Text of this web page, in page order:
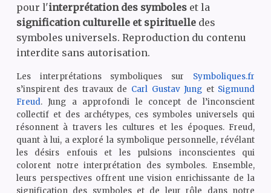
pour l'interprétation des symboleset la
signification culturelle et spirituelledes
symboles universels. Reproduction du contenu
interdite sans autorisation.
Les interprétations symboliques sur Symboliques.fr
s’inspirent des travaux de Carl Gustav Jung et Sigmund
Freud. Jung a approfondi le concept de l’inconscient
collectif et des archétypes, ces symboles universels qui
résonnent à travers les cultures et les époques. Freud,
quant à lui, a exploré la symbolique personnelle, révélant
les désirs enfouis et les pulsions inconscientes qui
colorent notre interprétation des symboles. Ensemble,
leurs perspectives offrent une vision enrichissante de la
signification des symboles et de leur rôle dans notre